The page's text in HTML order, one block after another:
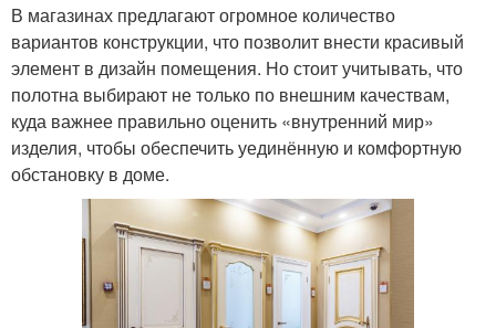
В магазинах предлагают огромное количество
вариантов конструкции, что позволит внести красивый
элемент в дизайн помещения. Но стоит учитывать, что
полотна выбирают не только по внешним качествам,
куда важнее правильно оценить «внутренний мир»
изделия, чтобы обеспечить уединённую и комфортную
обстановку в доме.